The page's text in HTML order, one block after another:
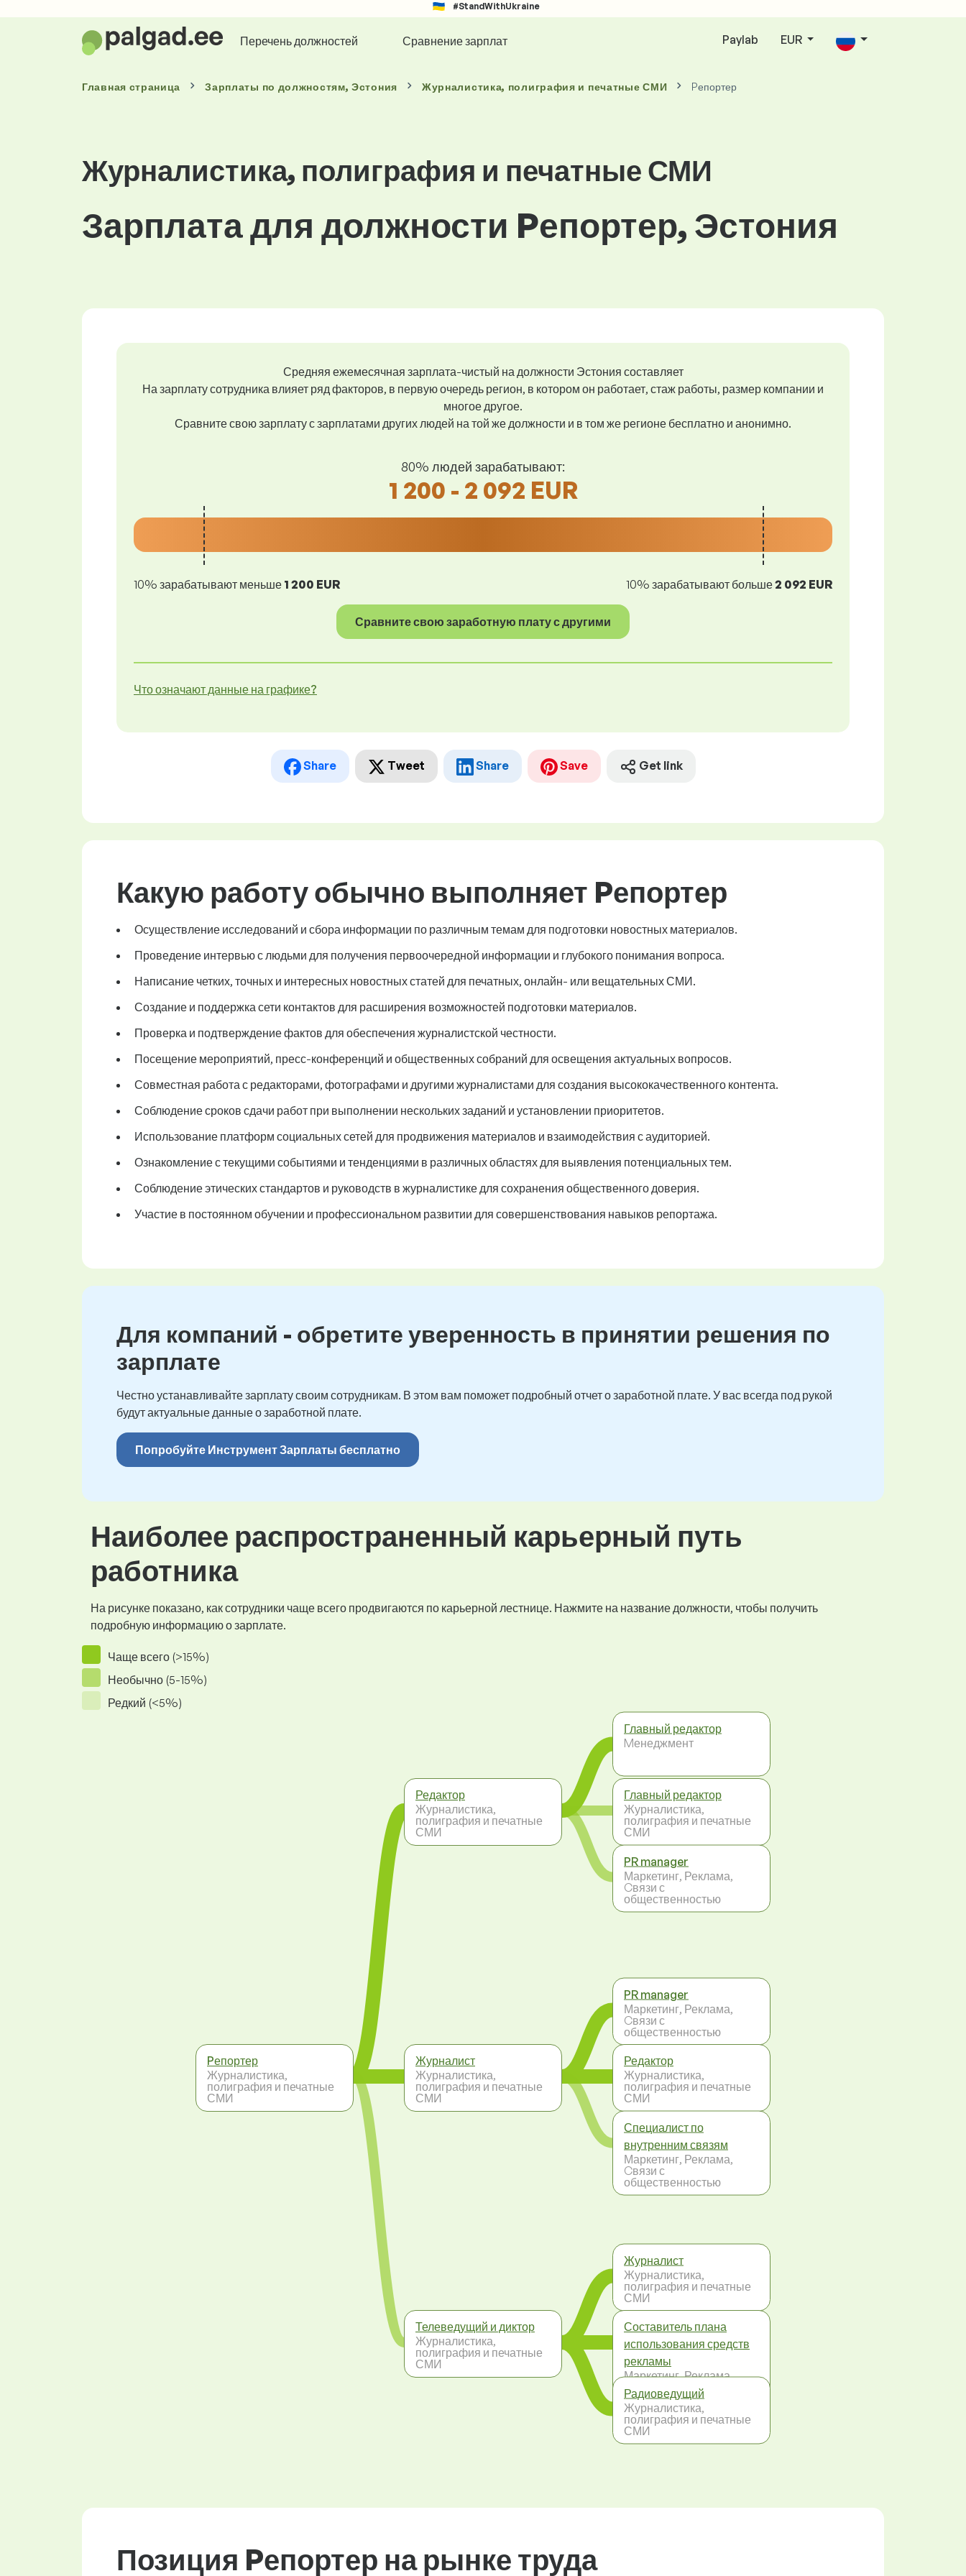
#StandWithUkraine
Перечень должностей Сравнение зарплат Paylab EUR
Главная страница Зарплаты по должностям, Эстония Журналистика, полиграфия и печатные СМИ Pепортер
Журналистика, полиграфия и печатные СМИ
Зарплата для должности Pепортер, Эстония
Средняя ежемесячная зарплата-чистый на должности Эстония составляет
На зарплату сотрудника влияет ряд факторов, в первую очередь регион, в котором он работает, стаж работы, размер компании и
многое другое.
Сравните свою зарплату с зарплатами других людей на той же должности и в том же регионе бесплатно и анонимно.
80% людей зарабатывают:
1 200 - 2 092 EUR
10% зарабатывают меньше 1 200 EUR 10% зарабатывают больше2 092 EUR
Сравните свою заработную плату с другими
Что означают данные на графике?
Share Tweet Share Save Get link
Какую работу обычно выполняет Pепортер
Осуществление исследований и сбора информации по различным темам для подготовки новостных материалов.
Проведение интервью с людьми для получения первоочередной информации и глубокого понимания вопроса.
Написание четких, точных и интересных новостных статей для печатных, онлайн- или вещательных СМИ.
Создание и поддержка сети контактов для расширения возможностей подготовки материалов.
Проверка и подтверждение фактов для обеспечения журналистской честности.
Посещение мероприятий, пресс-конференций и общественных собраний для освещения актуальных вопросов.
Совместная работа с редакторами, фотографами и другими журналистами для создания высококачественного контента.
Соблюдение сроков сдачи работ при выполнении нескольких заданий и установлении приоритетов.
Использование платформ социальных сетей для продвижения материалов и взаимодействия с аудиторией.
Ознакомление с текущими событиями и тенденциями в различных областях для выявления потенциальных тем.
Соблюдение этических стандартов и руководств в журналистике для сохранения общественного доверия.
Участие в постоянном обучении и профессиональном развитии для совершенствования навыков репортажа.
Для компаний - обретите уверенность в принятии решения по
зарплате
Честно устанавливайте зарплату своим сотрудникам. В этом вам поможет подробный отчет о заработной плате. У вас всегда под рукой
будут актуальные данные о заработной плате.
Попробуйте Инструмент Зарплаты бесплатно
Наиболее распространенный карьерный путь
работника
На рисунке показано, как сотрудники чаще всего продвигаются по карьерной лестнице. Нажмите на название должности, чтобы получить
подробную информацию о зарплате.
Чаще всего (>15%)
Необычно (5-15%)
Редкий (<5%)
Pепортер
Журналистика,
полиграфия и печатные
СМИ
Редактор
Журналистика,
полиграфия и печатные
СМИ
Журналист
Журналистика,
полиграфия и печатные
СМИ
Телеведущий и диктор
Журналистика,
полиграфия и печатные
СМИ
Главный редактор
Mенеджмент
Главный редактор
Журналистика,
полиграфия и печатные
СМИ
PR manager
Маркетинг, Реклама,
Cвязи с
общественностью
PR manager
Маркетинг, Реклама,
Cвязи с
общественностью
Редактор
Журналистика,
полиграфия и печатные
СМИ
Специалист по
внутренним связям
Маркетинг, Реклама,
Cвязи с
общественностью
Журналист
Журналистика,
полиграфия и печатные
СМИ
Составитель плана
использования средств
рекламы
Маркетинг, Реклама,
Cвязи с
общественностью
Радиоведущий
Журналистика,
полиграфия и печатные
СМИ
Позиция Pепортер на рынке труда